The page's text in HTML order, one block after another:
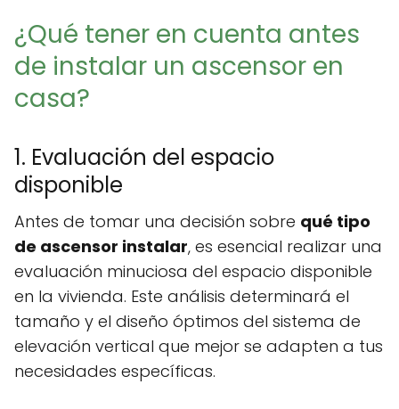
¿Qué tener en cuenta antes
de instalar un ascensor en
casa?
1. Evaluación del espacio
disponible
Antes de tomar una decisión sobre qué tipo
de ascensor instalar, es esencial realizar una
evaluación minuciosa del espacio disponible
en la vivienda. Este análisis determinará el
tamaño y el diseño óptimos del sistema de
elevación vertical que mejor se adapten a tus
necesidades específicas.